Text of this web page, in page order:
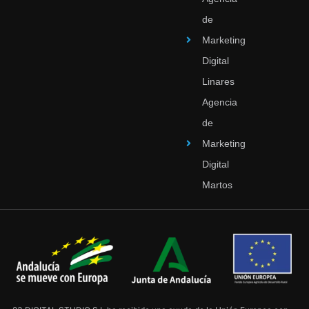
de
Marketing
Digital
Linares
Agencia
de
Marketing
Digital
Martos